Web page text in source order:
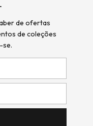
de ofertas
de coleções
se.